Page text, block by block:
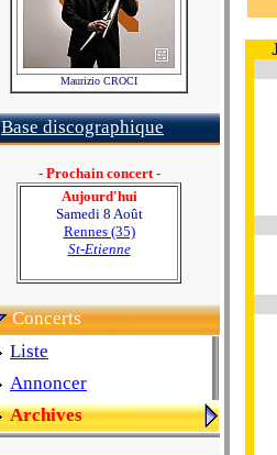
Maurizio CROCI
Base discographique
- Prochain concert -
Aujourd'hui
Samedi 8 Août
Rennes (35)
St-Etienne
Concerts
Liste
Annoncer
Archives